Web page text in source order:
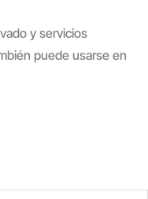
y servicios
puede usarse en